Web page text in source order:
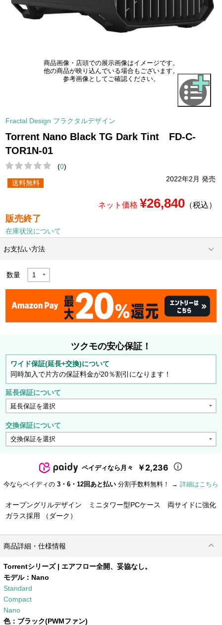
商品画像・店頭での展示画像はイメージです。
他の商品が映り込んでいる場合もございます。
参考画像としてご確認ください。
Fractal Design フラクタルデザイン
Torrent Nano Black TG Dark Tint FD-C-
TOR1N-01
(0)
2022年2月 発売
送料無料
ネット価格 ¥26,840（税込）
販売終了
在庫状況について
お支払い方法
数量
ツクモの安心保証！
ワイド保証(延長+交換)について
同時加入で片方の保証料金が20％割引になります！
延長保証について
交換保証について
ペイディなら月々 ￥2,236
今ならペイディの 3・6・12回あと払い 分割手数料無料！ → 詳細はこちら
オープングリルデザイン ミニタワー型PCケース 両サイドに強化
ガラス採用 （ダーク）
商品詳細・仕様情報
Torrentシリーズ | エアフロー全開、妥協なし。
モデル： Nano
Standard
Compact
Nano
色： ブラック(PWMファン)